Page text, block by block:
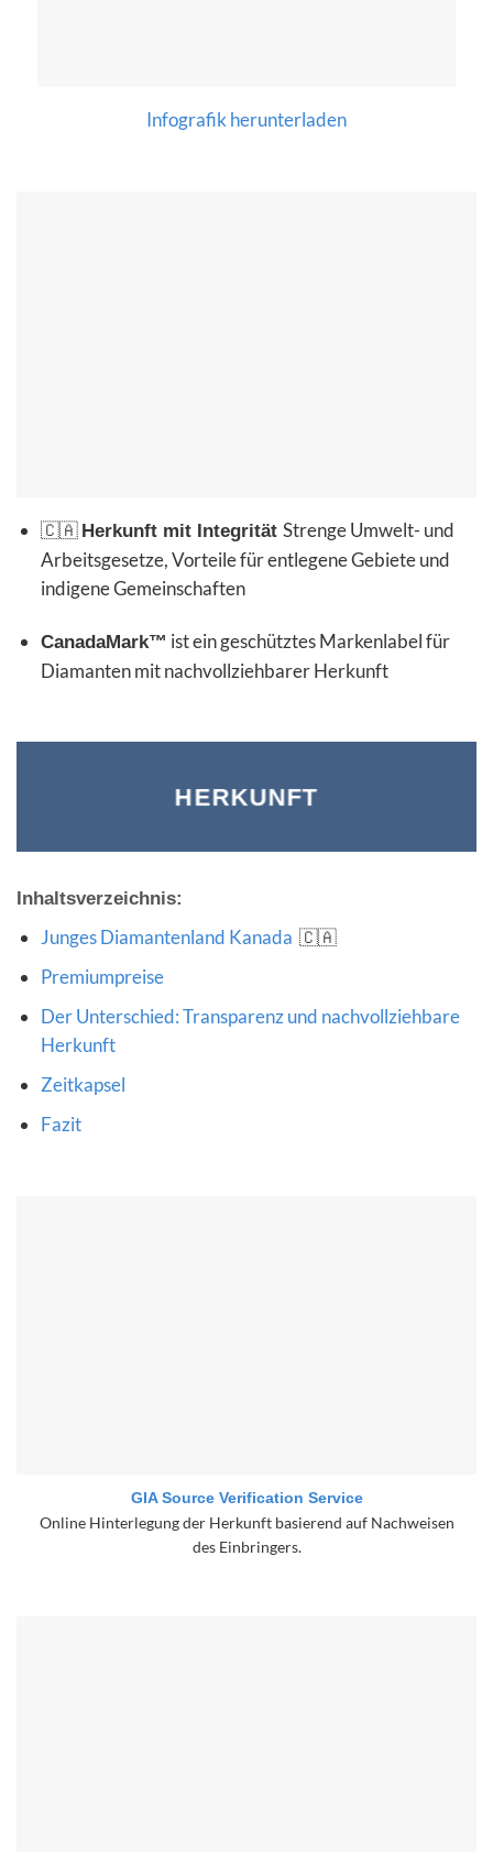
Infografik herunterladen
🇨🇦 Herkunft mit Integrität Strenge Umwelt- und
Arbeitsgesetze, Vorteile für entlegene Gebiete und
indigene Gemeinschaften
CanadaMark™ ist ein geschütztes Markenlabel für
Diamanten mit nachvollziehbarer Herkunft
HERKUNFT
Inhaltsverzeichnis:
Junges Diamantenland Kanada 🇨🇦
Premiumpreise
Der Unterschied: Transparenz und nachvollziehbare
Herkunft
Zeitkapsel
Fazit
GIA Source Verification Service
Online Hinterlegung der Herkunft basierend auf Nachweisen
des Einbringers.